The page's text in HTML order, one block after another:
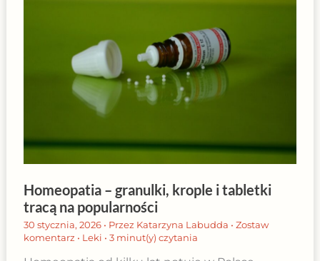
Homeopatia – granulki, krople i tabletki
tracą na popularności
30 stycznia, 2026 • Przez Katarzyna Labudda • Zostaw
komentarz • Leki • 3 minut(y) czytania